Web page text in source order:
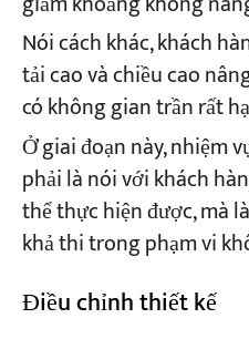
Nói cách khác, khách
tải cao và chiều cao
có không gian trần rất
Ở giai đoạn này, nhiệm
phải là nói với khách
thể thực hiện được, mà
khả thi trong phạm vi
Điều chỉnh thiết kế